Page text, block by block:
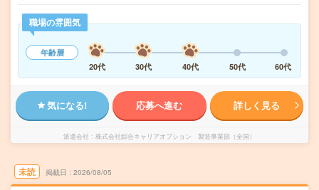
職場の雰囲気
年齢層
20代
30代 40代 50代 60代
気になる! 応募へ進む 詳しく見る
派遣会社 株式会社綜合キャリアオプション 製造事業部（全国）
未読 掲載日 2026/08/05